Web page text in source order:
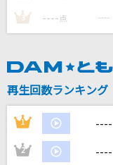
夜鷹
いきものがかり
3 ---- 点 ----
再生回数ランキング
1 ----
2 ----